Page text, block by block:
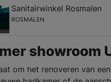
Sanitairwinkel Rosmalen
ROSMALEN
showroom
om het renoveren van